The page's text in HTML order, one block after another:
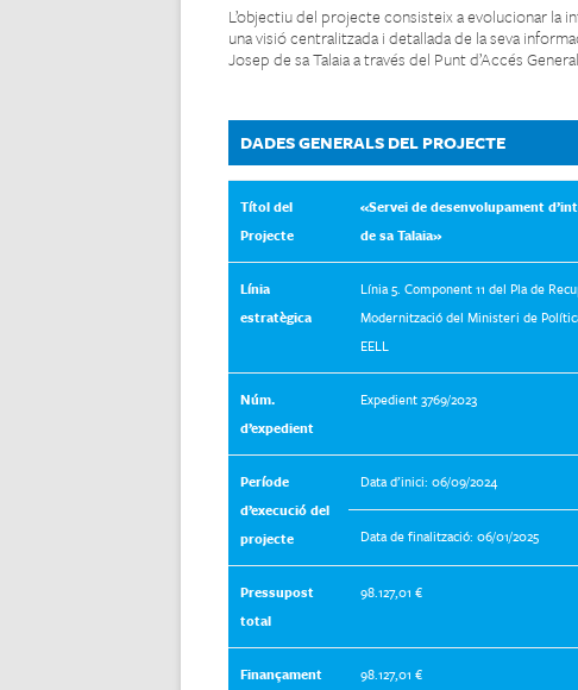
L’objectiu del projecte consisteix a evolucionar la
una visió centralitzada i detallada de la seva
Josep de sa Talaia a través del Punt d’Accés
DADES GENERALS DEL PROJECTE
Títol del
Projecte
«Servei de desenvolupament
de sa Talaia»
Línia
estratègica
Línia 5. Component 11 del Pla de
Modernització del Ministeri de
EELL
Núm.
d’expedient
Expedient 3769/2023
Període
d’execució del
projecte
Data d’inici: 06/09/2024
Data de finalització: 06/01/2025
Pressupost
total
98.127,01 €
Finançament
98.127,01 €